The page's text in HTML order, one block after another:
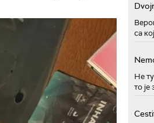
са
Не
то је